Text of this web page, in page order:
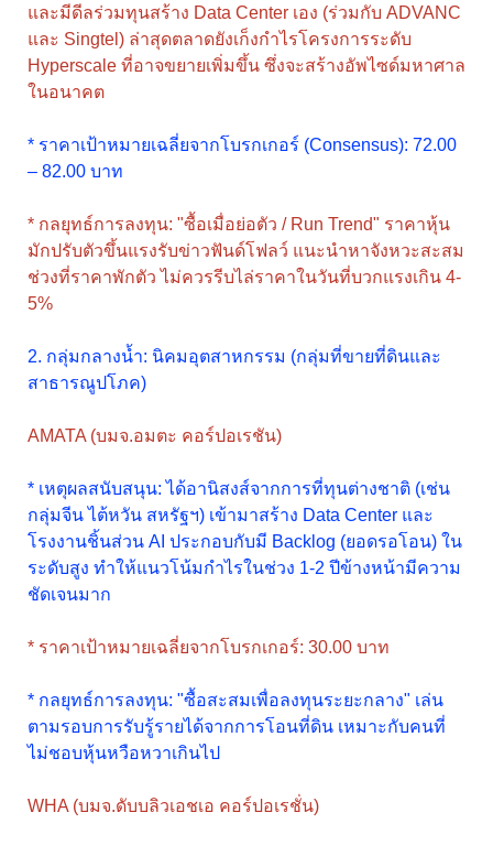
และมีดีลร่วมทุนสร้าง Data Center เอง (ร่วมกับ ADVANC
และ Singtel) ล่าสุดตลาดยังเก็งกำไรโครงการระดับ
Hyperscale ที่อาจขยายเพิ่มขึ้น ซึ่งจะสร้างอัพไซด์มหาศาล
ในอนาคต
* ราคาเป้าหมายเฉลี่ยจากโบรกเกอร์ (Consensus): 72.00
– 82.00 บาท
* กลยุทธ์การลงทุน: "ซื้อเมื่อย่อตัว / Run Trend" ราคาหุ้น
มักปรับตัวขึ้นแรงรับข่าวฟันด์โฟลว์ แนะนำหาจังหวะสะสม
ช่วงที่ราคาพักตัว ไม่ควรรีบไล่ราคาในวันที่บวกแรงเกิน 4-
5%
2. กลุ่มกลางน้ำ: นิคมอุตสาหกรรม (กลุ่มที่ขายที่ดินและ
สาธารณูปโภค)
AMATA (บมจ.อมตะ คอร์ปอเรชัน)
* เหตุผลสนับสนุน: ได้อานิสงส์จากการที่ทุนต่างชาติ (เช่น
กลุ่มจีน ไต้หวัน สหรัฐฯ) เข้ามาสร้าง Data Center และ
โรงงานชิ้นส่วน AI ประกอบกับมี Backlog (ยอดรอโอน) ใน
ระดับสูง ทำให้แนวโน้มกำไรในช่วง 1-2 ปีข้างหน้ามีความ
ชัดเจนมาก
* ราคาเป้าหมายเฉลี่ยจากโบรกเกอร์: 30.00 บาท
* กลยุทธ์การลงทุน: "ซื้อสะสมเพื่อลงทุนระยะกลาง" เล่น
ตามรอบการรับรู้รายได้จากการโอนที่ดิน เหมาะกับคนที่
ไม่ชอบหุ้นหวือหวาเกินไป
WHA (บมจ.ดับบลิวเอชเอ คอร์ปอเรชั่น)